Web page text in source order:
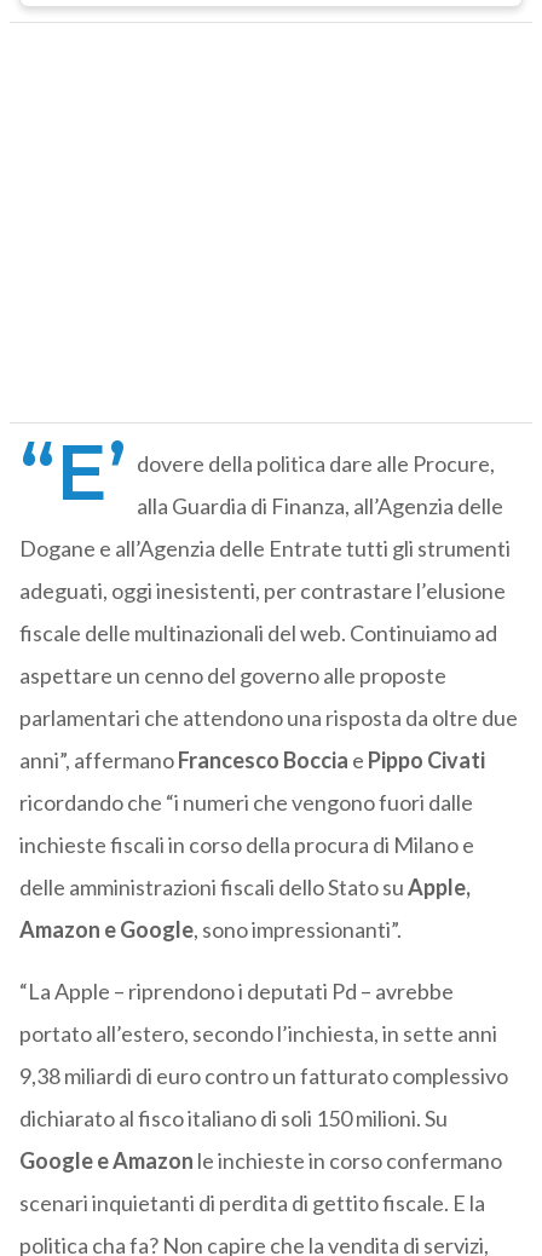
“E’ dovere della politica dare alle Procure,
alla Guardia di Finanza, all’Agenzia delle
Dogane e all’Agenzia delle Entrate tutti gli strumenti
adeguati, oggi inesistenti, per contrastare l’elusione
fiscale delle multinazionali del web. Continuiamo ad
aspettare un cenno del governo alle proposte
parlamentari che attendono una risposta da oltre due
anni”, affermanoFrancesco Boccia e Pippo Civati
ricordando che “i numeri che vengono fuori dalle
inchieste fiscali in corso della procura di Milano e
delle amministrazioni fiscali dello Stato suApple,
Amazon e Google, sono impressionanti”.
“La Apple – riprendono i deputati Pd – avrebbe
portato all’estero, secondo l’inchiesta, in sette anni
9,38 miliardi di euro contro un fatturato complessivo
dichiarato al fisco italiano di soli 150 milioni. Su
Google e Amazon le inchieste in corso confermano
scenari inquietanti di perdita di gettito fiscale. E la
politica cha fa? Non capire che la vendita di servizi,